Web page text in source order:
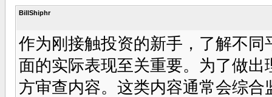
BillShiphr
作为刚接触投资的新手，了解不
面的实际表现至关重要。为了做
方审查内容。这类内容通常会综